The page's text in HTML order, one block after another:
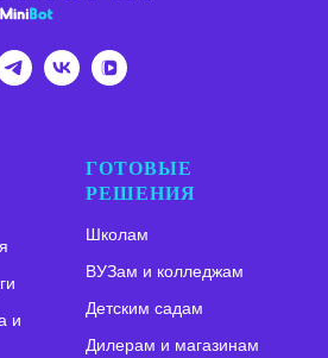
и
ГОТОВЫЕ
РЕШЕНИЯ
Школам
ВУЗам и колледжам
Детским садам
Дилерам и магазинам